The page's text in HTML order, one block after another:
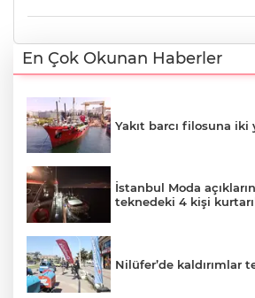
En Çok Okunan Haberler
Yakıt barcı filosuna iki
İstanbul Moda
teknedeki 4 kişi
Nilüfer’de kaldırımlar